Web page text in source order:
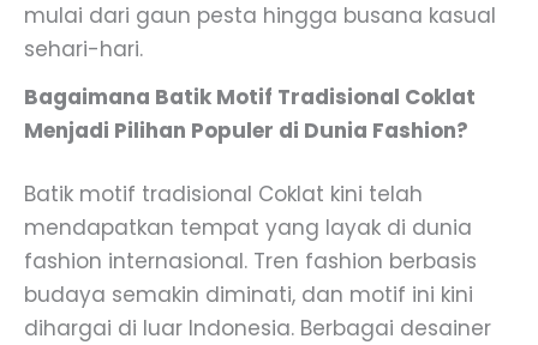
mulai dari gaun pesta hingga busana kasual
sehari-hari.
Bagaimana Batik Motif Tradisional Coklat
Menjadi Pilihan Populer di Dunia Fashion?
Batik motif tradisional Coklat kini telah
mendapatkan tempat yang layak di dunia
fashion internasional. Tren fashion berbasis
budaya semakin diminati, dan motif ini kini
dihargai di luar Indonesia. Berbagai desainer